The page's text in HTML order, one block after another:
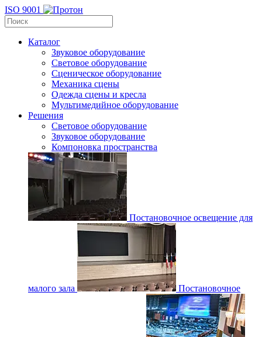
ISO 9001
Каталог
Звуковое оборудование
Световое оборудование
Сценическое оборудование
Механика сцены
Одежда сцены и кресла
Мультимедийное оборудование
Решения
Световое оборудование
Звуковое оборудование
Компоновка пространства
Постановочное освещение для
малого зала Постановочное